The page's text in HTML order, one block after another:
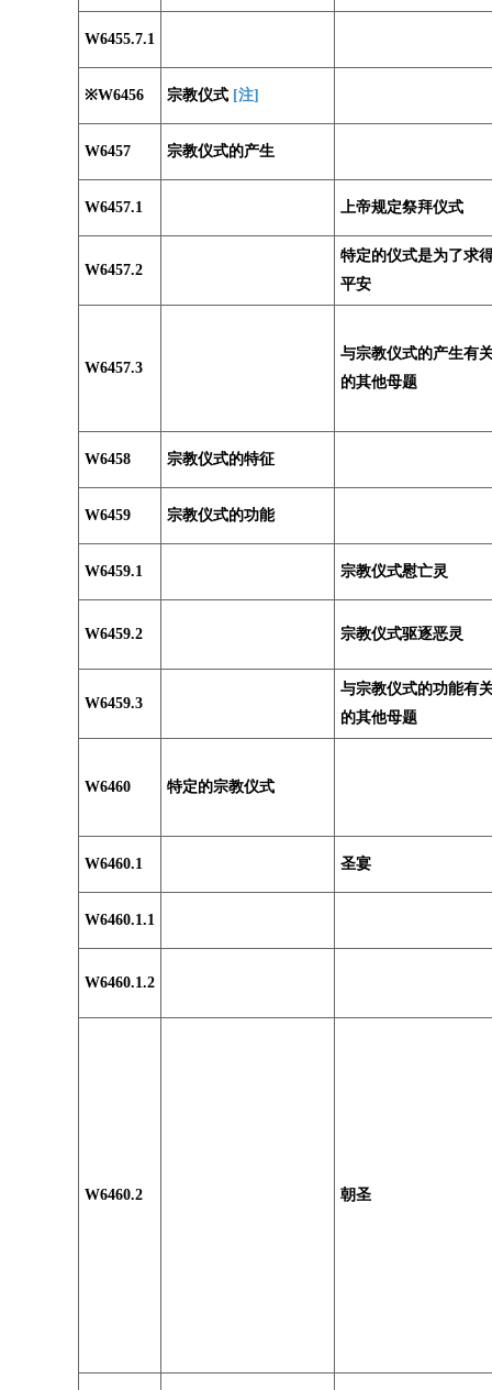
W6455.7.1
※W6456 宗教仪式 [注]
W6457 宗教仪式的产生
W6457.1 上帝规定祭拜仪式
W6457.2
特定的仪式是为了求
平安
W6457.3
与宗教仪式的产生有
的其他母题
W6458 宗教仪式的特征
W6459 宗教仪式的功能
W6459.1 宗教仪式慰亡灵
W6459.2 宗教仪式驱逐恶灵
W6459.3
与宗教仪式的功能有
的其他母题
W6460 特定的宗教仪式
W6460.1 圣宴
W6460.1.1
W6460.1.2
W6460.2 朝圣